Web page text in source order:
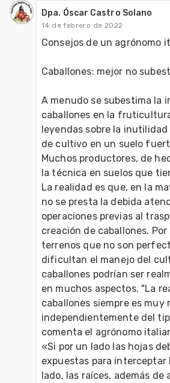
Dpa. Óscar Castro Solano
14 de febrero de 2022
Consejos de un agrónomo
Caballones: mejor no
A menudo se subestima la
caballones en la
leyendas sobre la
de cultivo en un suelo
Muchos productores, de
la técnica en suelos que
La realidad es que, en la
no se presta la debida
operaciones previas al
creación de caballones. Por
terrenos que no son
dificultan el manejo del
caballones podrían ser
en muchos aspectos. "La
caballones siempre es muy
independientemente del
comenta el agrónomo
«Si por un lado las hojas
expuestas para interceptar
lado, las raíces, además